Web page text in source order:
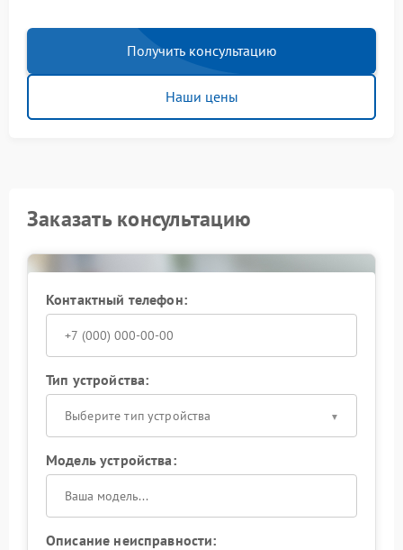
Получить консультацию
Наши цены
Заказать консультацию
Контактный телефон:
Тип устройства:
Выберите тип устройства
Модель устройства:
Описание неисправности: